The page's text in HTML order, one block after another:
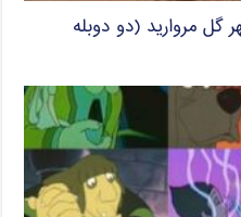
مروارید (دو دوبله